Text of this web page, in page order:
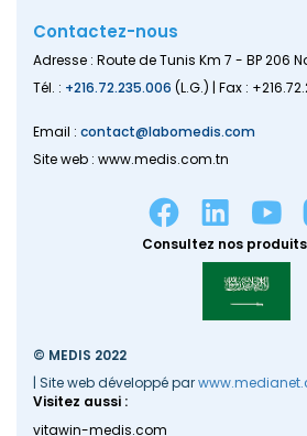
Contactez-nous
Adresse : Route de Tunis Km 7 - BP 206
Tél. : +216.72.235.006 (L.G.) | Fax :
Email : contact@labomedis.com
Site web : www.medis.com.tn
Consultez nos produits
© MEDIS 2022
| Site web développé par
Visitez aussi :
vitawin-medis.com